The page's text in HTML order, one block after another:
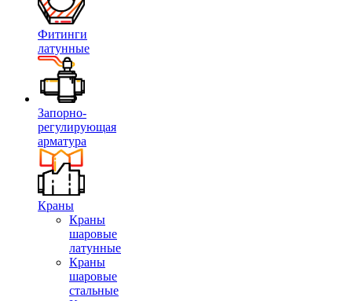
Фитинги
латунные
Запорно-
регулирующая
арматура
Краны
Краны
шаровые
латунные
Краны
шаровые
стальные